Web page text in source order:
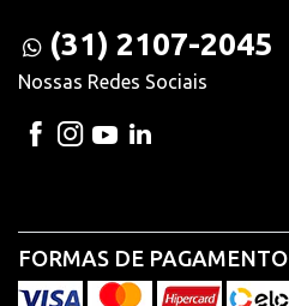
(31) 2107-2045
Nossas Redes Sociais
FORMAS DE PAGAMENTO